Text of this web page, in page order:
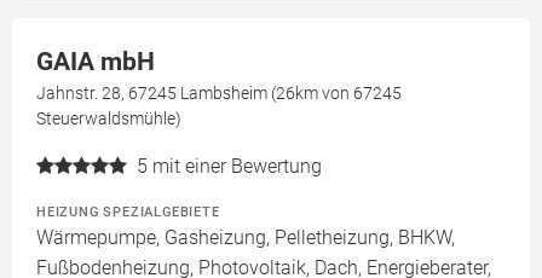
GAIA mbH
Jahnstr. 28, 67245 Lambsheim (26km von 67245
Steuerwaldsmühle)
5 mit einer Bewertung
HEIZUNG SPEZIALGEBIETE
Wärmepumpe, Gasheizung, Pelletheizung, BHKW,
Fußbodenheizung, Photovoltaik, Dach, Energieberater,